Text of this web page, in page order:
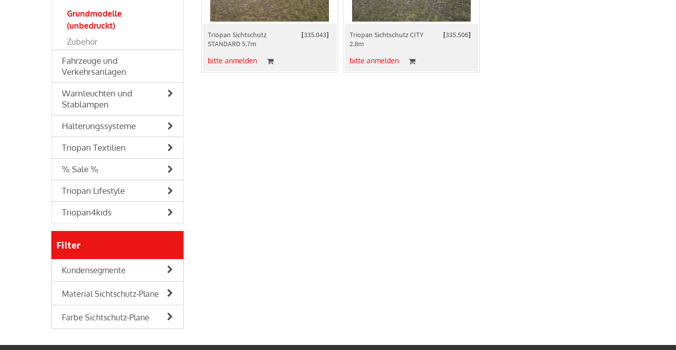
Grundmodelle
(unbedruckt)
Zubehör
Fahrzeuge und
Verkehrsanlagen
Warnleuchten und
Stablampen
Halterungssysteme
Triopan Textilien
% Sale %
Triopan Lifestyle
Triopan4kids
Filter
Kundensegmente
Material Sichtschutz-Plane
Farbe Sichtschutz-Plane
[335.043]
Triopan Sichtschutz
STANDARD 5.7m
bitte anmelden
[335.506]
Triopan Sichtschutz CITY
2.8m
bitte anmelden